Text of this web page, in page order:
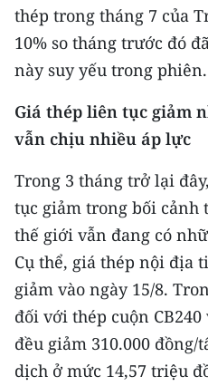
thép trong tháng 7 của
10% so tháng trước đó
này suy yếu trong phiên.
Giá thép liên tục giảm
vẫn chịu nhiều áp lực
Trong 3 tháng trở lại
tục giảm trong bối cảnh
thế giới vẫn đang có
Cụ thể, giá thép nội địa
giảm vào ngày 15/8.
đối với thép cuộn CB240
đều giảm 310.000
dịch ở mức 14,57 triệu